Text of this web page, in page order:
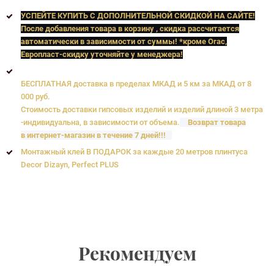
УСПЕЙТЕ КУПИТЬ C ДОПОЛНИТЕЛЬНОЙ СКИДКОЙ НА САЙТЕ!
После добавления товара в корзину , скидка рассчитается
автоматически в зависимости от суммы! *кроме Orac,
Европласт-скидку уточняйте у менеджера!
БЕСПЛАТНАЯ доставка в пределах МКАД и 5 км за МКАД от 8
000 руб.
Стоимость доставки гипсовых изделий и изделий длиной 3 метра
-индивидуальна, в зависимости от объема.
Возврат товара
в интернет-магазин в течение 7 дней!!!
Монтажный клей В ПОДАРОК за каждые 20 метров плинтуса
Decor Dizayn, Perfect PLUS
Рекомендуем